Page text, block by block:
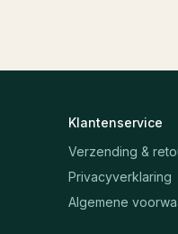
Klantenservice
Verzending &
Privacyverklaring
Algemene